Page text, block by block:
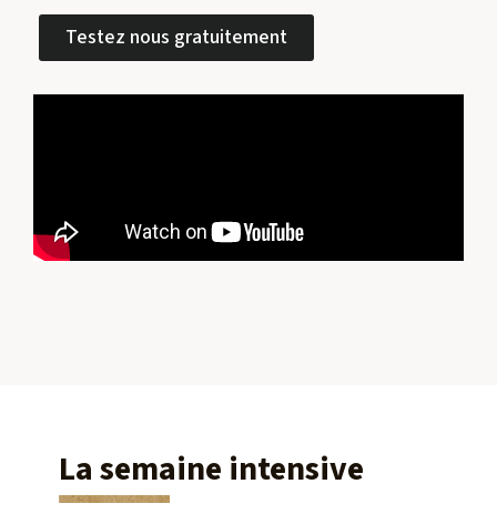
Testez nous gratuitement
La semaine intensive